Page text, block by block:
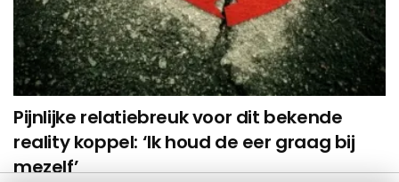
Pijnlijke relatiebreuk voor dit bekende
reality koppel: ‘Ik houd de eer graag bij
mezelf’